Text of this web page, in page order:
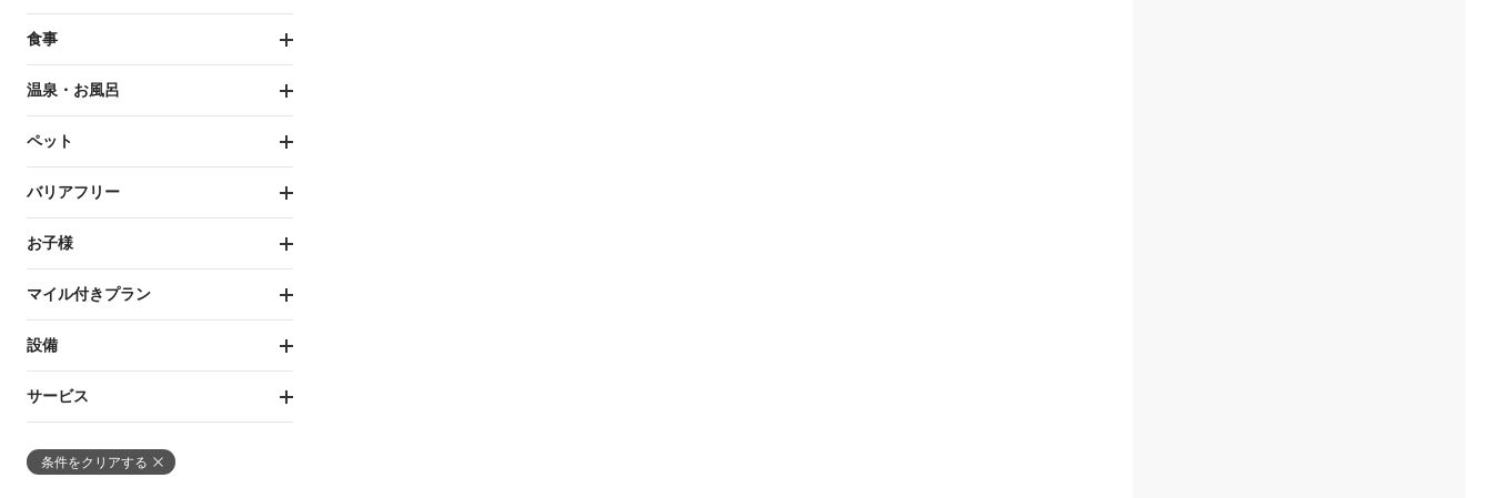
食事
温泉・お風呂
ペット
バリアフリー
お子様
マイル付きプラン
設備
サービス
条件をクリアする